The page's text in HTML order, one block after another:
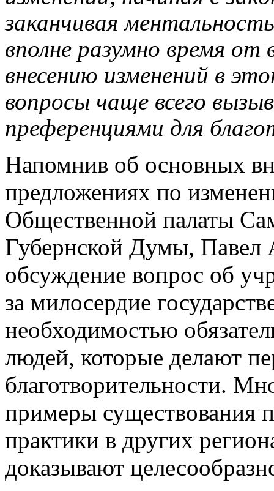
заканчивая
вполне разумно время от
внесению изменений в
вопросы чаще всего
преференциями для
Напомнив об основных
предложениях по
Общественной палаты
Губернской Думы, Павел
обсуждение вопрос об
за милосердие
необходимостью
людей, которые делают
благотворительности.
примеры существования
практики в других
доказывают